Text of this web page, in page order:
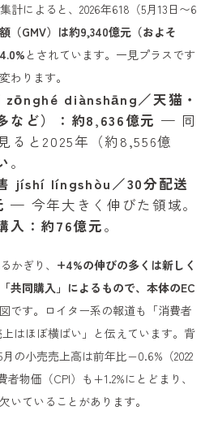
計によると、2026年618（5月13日〜6
（GMV）は約9,340億元（およそ
とされています。一見プラスです
わります。
diànshāng／天猫・
など）：約8,636億元 — 同
ると2025年（約8,556億
。
jíshí língshòu／30分配送
— 今年大きく伸びた領域。
入：約76億元。
かぎり、 +4%の伸びの多くは新しく
共同購入」によるもので、本体のEC
です。ロイター系の報道も「消費者
はほぼ横ばい」と伝えています。背
の小売売上高は前年比−0.6%（2022
物価（CPI）も+1.2%にとどまり、
いていることがあります。